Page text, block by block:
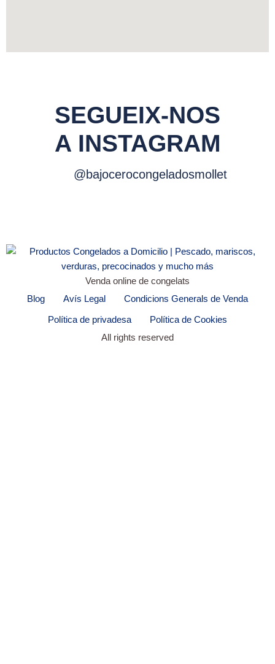
SEGUEIX-NOS
A INSTAGRAM
@bajocerocongeladosmollet
Venda online de congelats
Blog
Avís Legal
Condicions Generals de Venda
Política de privadesa
Política de Cookies
All rights reserved